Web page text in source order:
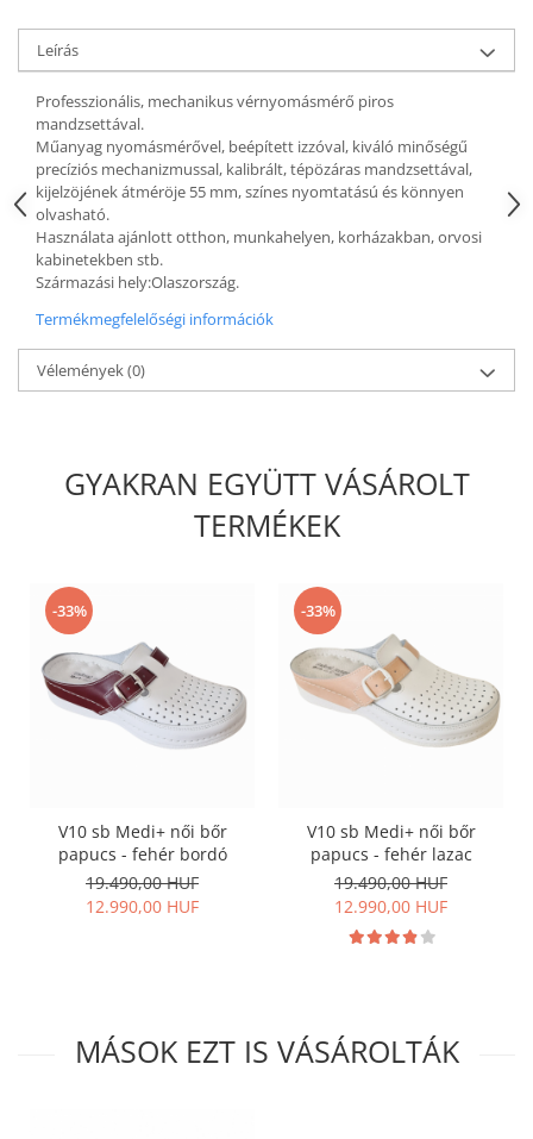
Leírás
Professzionális, mechanikus vérnyomásmérő piros
mandzsettával.
Műanyag nyomásmérővel, beépített izzóval, kiváló minőségű
precíziós mechanizmussal, kalibrált, tépözáras mandzsettával,
kijelzöjének átméröje 55 mm, színes nyomtatású és könnyen
olvasható.
Használata ajánlott otthon, munkahelyen, korházakban, orvosi
kabinetekben stb.
Származási hely:Olaszország.
Termékmegfelelőségi információk
Vélemények(0)
GYAKRAN EGYÜTT VÁSÁROLT
TERMÉKEK
-33%
V10 sb Medi+ női bőr
papucs - fehér bordó
19.490,00 HUF
12.990,00 HUF
-33%
V10 sb Medi+ női bőr
papucs - fehér lazac
19.490,00 HUF
12.990,00 HUF
MÁSOK EZT IS VÁSÁROLTÁK